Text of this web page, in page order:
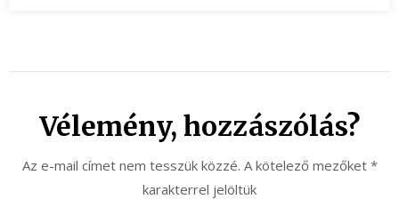
Vélemény, hozzászólás?
Az e-mail címet nem tesszük közzé. A kötelező mezőket *
karakterrel jelöltük